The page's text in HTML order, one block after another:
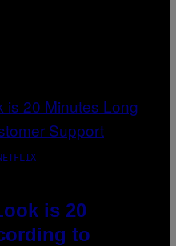
is 20
to